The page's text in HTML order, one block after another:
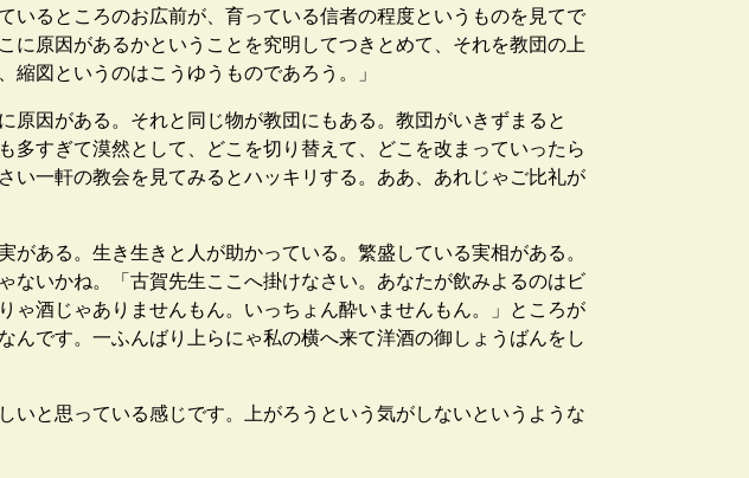
いるところのお広前が、育っている信者の程度というものを見てで
原因があるかということを究明してつきとめて、それを教団の上
図というのはこうゆうものであろう。」
因がある。それと同じ物が教団にもある。教団がいきずまると
すぎて漠然として、どこを切り替えて、どこを改まっていったら
い一軒の教会を見てみるとハッキリする。ああ、あれじゃご比礼が
ある。生き生きと人が助かっている。繁盛している実相がある。
いかね。「古賀先生ここへ掛けなさい。あなたが飲みよるのはビ
ゃ酒じゃありませんもん。いっちょん酔いませんもん。」ところが
です。一ふんばり上らにゃ私の横へ来て洋酒の御しょうばんをし
と思っている感じです。上がろうという気がしないというような